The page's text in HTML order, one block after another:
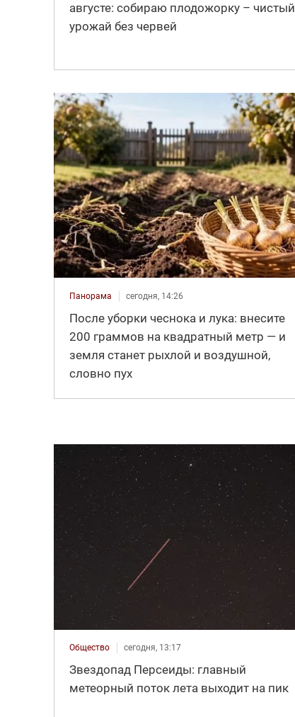
августе: собираю плодожорку – чистый
урожай без червей
Панорама сегодня, 14:26
После уборки чеснока и лука: внесите
200 граммов на квадратный метр — и
земля станет рыхлой и воздушной,
словно пух
Общество сегодня, 13:17
Звездопад Персеиды: главный
метеорный поток лета выходит на пик